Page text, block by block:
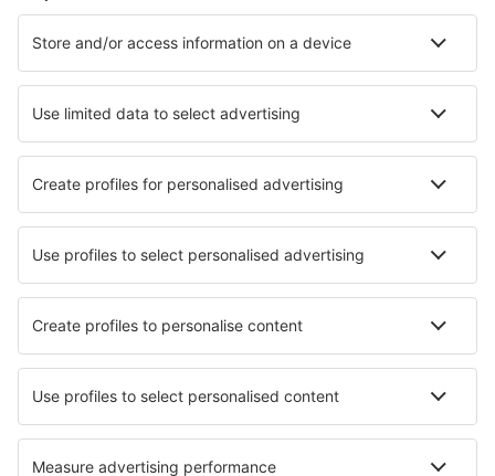
Verblijf in Ladismith Verblijf in Boesmanspad
Beste accommodatie - steden
Verblijf in Jayanthipura Verblijf in Arakabesang Island
Verblijf in Diakofti Verblijf in Montego Bay
Verblijf in Arzl im Pitztal Verblijf in Ware
Beste accommodatie - regio's
Verblijf in het Walker Bay Nature Reserve